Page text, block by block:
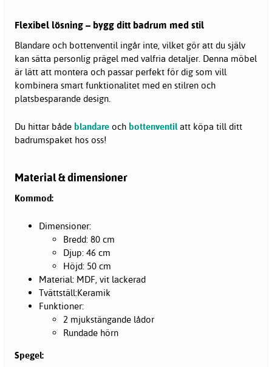
Flexibel lösning – bygg ditt badrum med stil
Blandare och bottenventil ingår inte, vilket gör att du själv
kan sätta personlig prägel med valfria detaljer. Denna möbel
är lätt att montera och passar perfekt för dig som vill
kombinera smart funktionalitet med en stilren och
platsbesparande design.
Du hittar både blandare och bottenventil att köpa till ditt
badrumspaket hos oss!
Material & dimensioner
Kommod:
Dimensioner:
​Bredd: 80 cm
Djup: 46 cm
Höjd: 50 cm
Material: MDF, vit lackerad
Tvättställ:Keramik
Funktioner:
2 mjukstängande lådor
Rundade hörn
Spegel: